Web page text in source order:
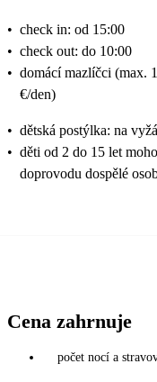
• check in: od 15:00
• check out: do 10:00
• domácí mazlíčci (max.
€/den)
• dětská postýlka: na
• děti od 2 do 15 let
doprovodu dospělé
Cena zahrnuje
počet nocí a